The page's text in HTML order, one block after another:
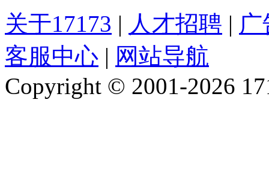
关于17173 | 人才招聘 |
客服中心 | 网站导航
Copyright © 2001-2026